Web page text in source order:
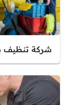
شركة تنظيف